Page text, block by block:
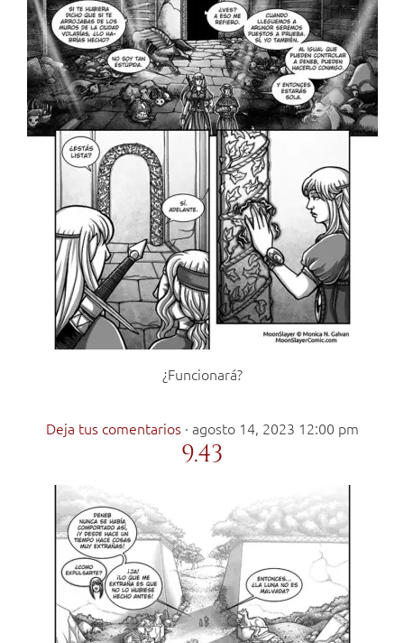
¿Funcionará?
Deja tus comentarios· agosto 14, 2023 12:00 pm
9.43